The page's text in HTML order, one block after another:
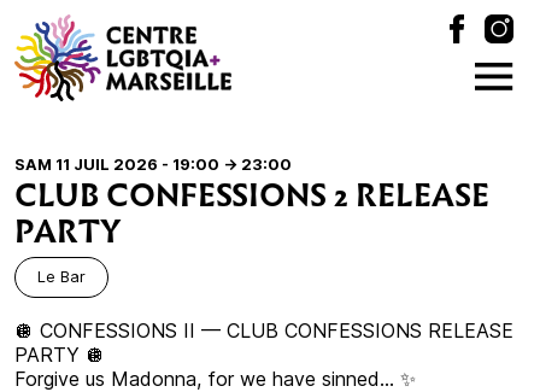
SAM 11 JUIL 2026 - 19:00 -> 23:00
CLUB CONFESSIONS 2 RELEASE
PARTY
Le Bar
🪩 CONFESSIONS II — CLUB CONFESSIONS RELEASE
PARTY 🪩
Forgive us Madonna, for we have sinned… ✨